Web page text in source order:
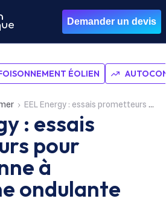
Demander un devis
ÉOLIEN
EEL Energy : essais prometteurs pour l’hydrolienne à membrane ondulante
: essais
pour
à
ondulante